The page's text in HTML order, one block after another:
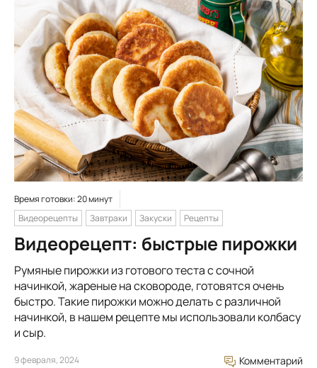
Время готовки: 20 минут
Видеорецепты
Завтраки Закуски Рецепты
Видеорецепт: быстрые пирожки
Румяные пирожки из готового теста с сочной
начинкой, жареные на сковороде, готовятся очень
быстро. Такие пирожки можно делать с различной
начинкой, в нашем рецепте мы использовали колбасу
и сыр.
9 февраля, 2024 Комментарий